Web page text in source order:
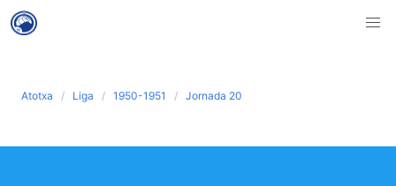
Atotxa Liga 1950-1951 Jornada 20